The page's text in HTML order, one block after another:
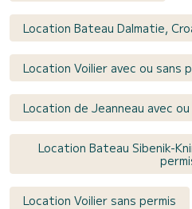
Location Bateau Dalmatie,
Location Voilier avec ou sans
Location de Jeanneau avec
Location Bateau Sibenik-
Location Voilier sans permis